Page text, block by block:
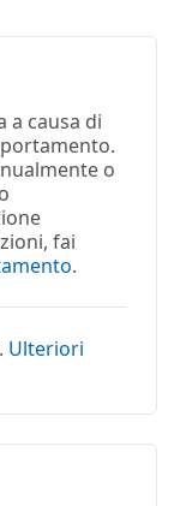
a causa di
o
fai
.
Ulteriori